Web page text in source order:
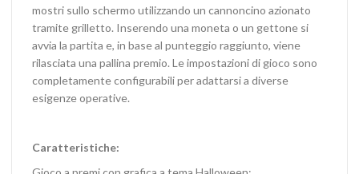
mostri sullo schermo utilizzando un cannoncino azionato
tramite grilletto. Inserendo una moneta o un gettone si
avvia la partita e, in base al punteggio raggiunto, viene
rilasciata una pallina premio. Le impostazioni di gioco sono
completamente configurabili per adattarsi a diverse
esigenze operative.
Caratteristiche: